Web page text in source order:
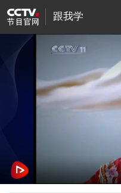
跟我学